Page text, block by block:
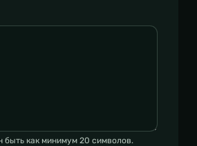
быть как минимум 20 символов.